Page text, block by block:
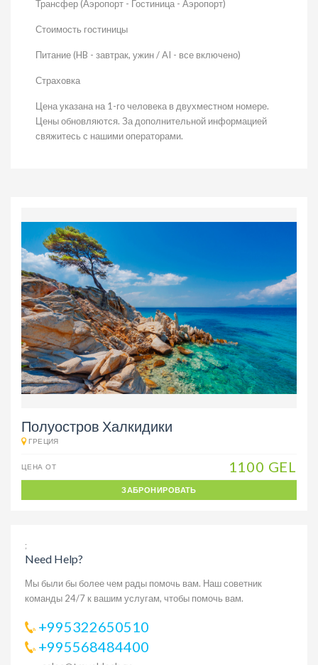
Трансфер (Аэропорт - Гостиница - Аэропорт)
Стоимость гостиницы
Питание (HB - завтрак, ужин / AI - все включено)
Страховка
Цена указана на 1-го человека в двухместном номере.
Цены обновляются. За дополнительной информацией
свяжитесь с нашими операторами.
Полуостров Халкидики
ГРЕЦИЯ
ЦЕНА ОТ 1100 GEL
ЗАБРОНИРОВАТЬ
;
Need Help?
Мы были бы более чем рады помочь вам. Наш советник
команды 24/7 к вашим услугам, чтобы помочь вам.
+995322650510
+995568484400